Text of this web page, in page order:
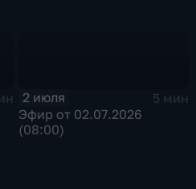
2 июля
5 мин
Эфир от 02.07.2026
(08:00)